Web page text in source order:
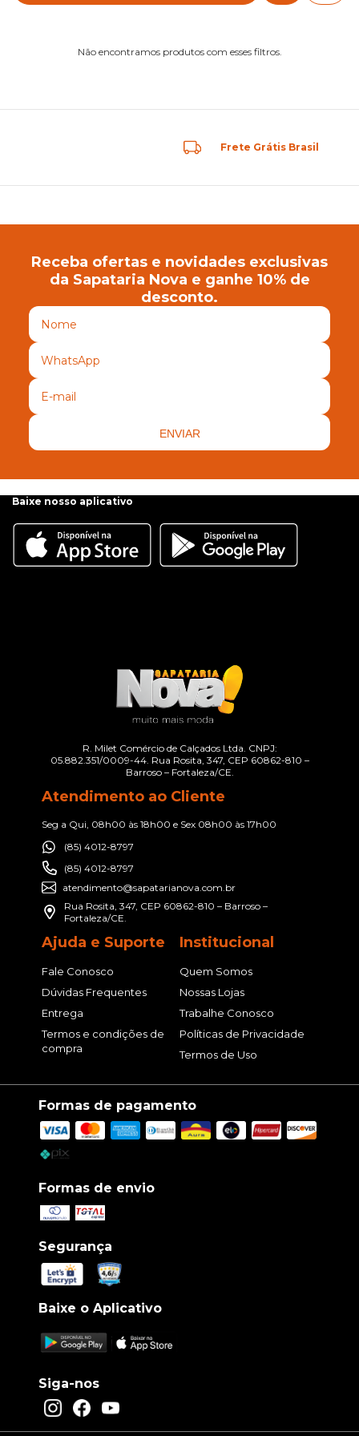
Não encontramos produtos com esses filtros.
Frete Grátis Brasil
Receba ofertas e novidades exclusivas
da Sapataria Nova e ganhe 10% de
desconto.
ENVIAR
Baixe nosso aplicativo
R. Milet Comércio de Calçados Ltda. CNPJ:
05.882.351/0009-44. Rua Rosita, 347, CEP 60862-810 –
Barroso – Fortaleza/CE.
Atendimento ao Cliente
Seg a Qui, 08h00 às 18h00 e Sex 08h00 às 17h00
(85) 4012-8797
(85) 4012-8797
atendimento@sapatarianova.com.br
Rua Rosita, 347, CEP 60862-810 – Barroso –
Fortaleza/CE.
Ajuda e Suporte
Fale Conosco
Dúvidas Frequentes
Entrega
Termos e condições de
compra
Institucional
Quem Somos
Nossas Lojas
Trabalhe Conosco
Políticas de Privacidade
Termos de Uso
Formas de pagamento
Formas de envio
Segurança
Baixe o Aplicativo
Siga-nos